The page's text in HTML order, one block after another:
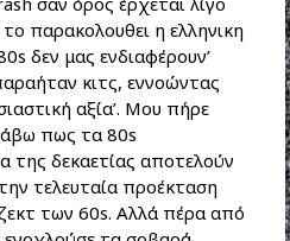
παρακολουθει η ελληνικη
δεν μας ενδιαφέρουν’
κιτς, εννοώντας
αξία’. Μου πήρε
πως τα 80s
της δεκαετίας αποτελούν
τελευταία προέκταση
των 60s. Αλλά πέρα από